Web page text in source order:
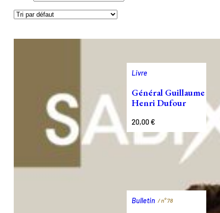
Livre
Général Guillaume
Henri Dufour
20,00€
Bulletin / n°78